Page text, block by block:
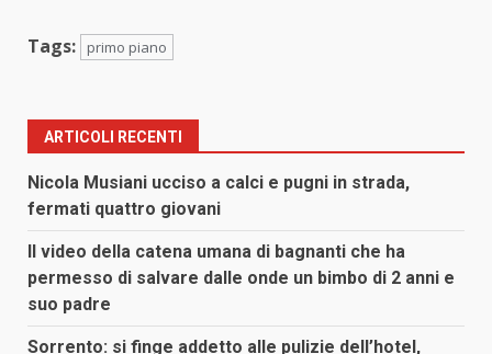
Tags: primo piano
ARTICOLI RECENTI
Nicola Musiani ucciso a calci e pugni in strada,
fermati quattro giovani
Il video della catena umana di bagnanti che ha
permesso di salvare dalle onde un bimbo di 2 anni e
suo padre
Sorrento: si finge addetto alle pulizie dell’hotel,